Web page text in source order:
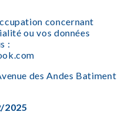
concernant
ou vos données
:
des Andes Batiment
2025